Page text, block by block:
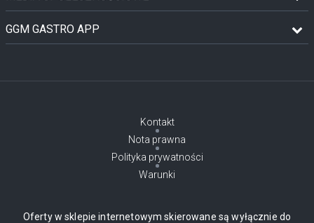
GGM GASTRO APP
Kontakt
Nota prawna
Polityka prywatności
Warunki
Oferty w sklepie internetowym skierowane są wyłącznie do